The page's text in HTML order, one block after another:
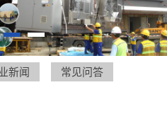
2 3
新闻 常见问答